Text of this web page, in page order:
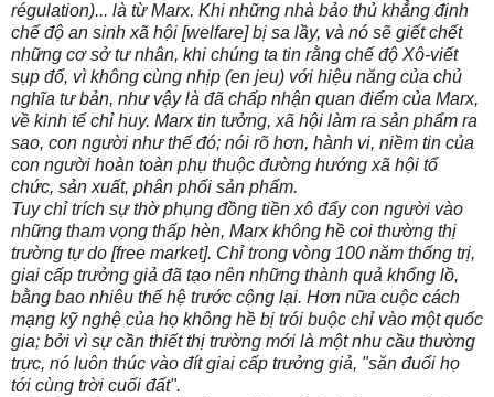
régulation)... là từ Marx. Khi những nhà bảo thủ khẳng định
chế độ an sinh xã hội [welfare] bị sa lầy, và nó sẽ giết chết
những cơ sở tư nhân, khi chúng ta tin rằng chế độ Xô-viết
sụp đổ, vì không cùng nhịp (en jeu) với hiệu năng của chủ
nghĩa tư bản, như vậy là đã chấp nhận quan điểm của Marx,
về kinh tế chỉ huy. Marx tin tưởng, xã hội làm ra sản phẩm ra
sao, con người như thế đó; nói rõ hơn, hành vi, niềm tin của
con người hoàn toàn phụ thuộc đường hướng xã hội tổ
chức, sản xuất, phân phối sản phẩm.
Tuy chỉ trích sự thờ phụng đồng tiền xô đẩy con người vào
những tham vọng thấp hèn, Marx không hề coi thường thị
trường tự do [free market]. Chỉ trong vòng 100 năm thống trị,
giai cấp trưởng giả đã tạo nên những thành quả khổng lồ,
bằng bao nhiêu thế hệ trước cộng lại. Hơn nữa cuộc cách
mạng kỹ nghệ của họ không hề bị trói buộc chỉ vào một quốc
gia; bởi vì sự cần thiết thị trường mới là một nhu cầu thường
trực, nó luôn thúc vào đít giai cấp trưởng giả, "săn đuổi họ
tới cùng trời cuối đất".